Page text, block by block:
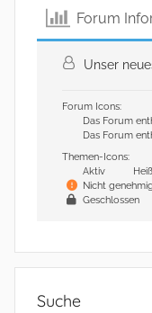
Forum
Unser
Forum Icons:
Das Forum
Das Forum
Themen-Icons:
Aktiv
Heiß
Nicht
Geschlossen
Suche